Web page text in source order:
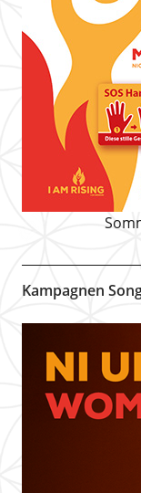
Kampagnen